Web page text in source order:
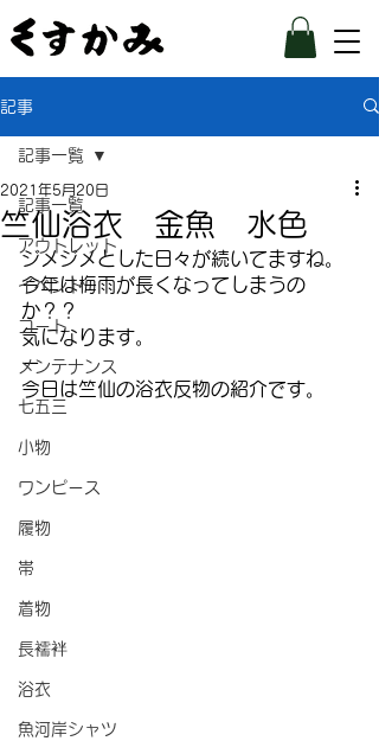
記事
記事一覧
アウトレット
イベント
コート
メンテナンス
七五三
小物
ワンピース
履物
帯
着物
長襦袢
浴衣
魚河岸シャツ
記事一覧
竺仙浴衣 金魚 水色
2021年5月20日
ジメジメとした日々が続いてますね。
今年は梅雨が長くなってしまうの
か？？
気になります。
ー
今日は竺仙の浴衣反物の紹介です。